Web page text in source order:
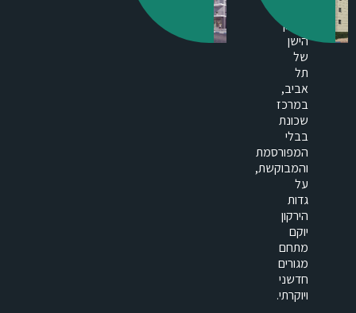
אביב…."
בצפון
הישן
של
תל
אביב,
במרכז
שכונת
בבלי
המפורסמת
והמבוקשת,
על
גדות
הירקון
יוקם
מתחם
מגורים
חדשני
ויוקרתי.